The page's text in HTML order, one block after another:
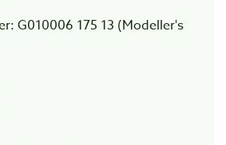
G010006 175 13 (Modeller's